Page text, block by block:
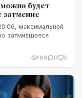
будет
затмение
максимальной
затмившееся
189 0 0